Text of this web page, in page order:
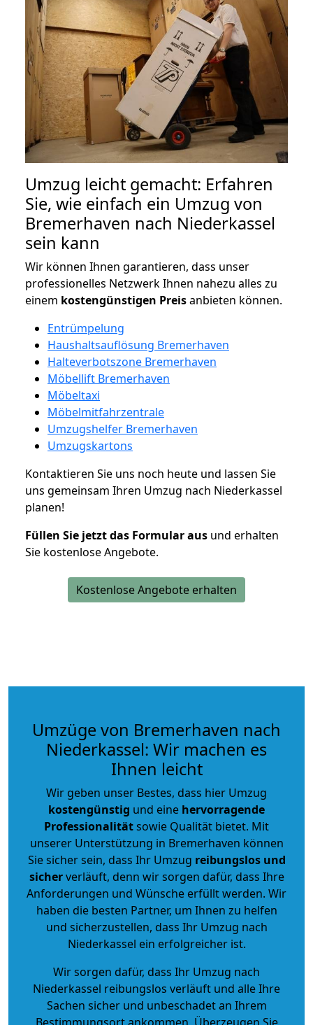
Umzug leicht gemacht: Erfahren
Sie, wie einfach ein Umzug von
Bremerhaven nach Niederkassel
sein kann
Wir können Ihnen garantieren, dass unser
professionelles Netzwerk Ihnen nahezu alles zu
einem kostengünstigen Preisanbieten können.
Entrümpelung
Haushaltsauflösung Bremerhaven
Halteverbotszone Bremerhaven
Möbellift Bremerhaven
Möbeltaxi
Möbelmitfahrzentrale
Umzugshelfer Bremerhaven
Umzugskartons
Kontaktieren Sie uns noch heute und lassen Sie
uns gemeinsam Ihren Umzug nach Niederkassel
planen!
Füllen Sie jetzt das Formular aus und erhalten
Sie kostenlose Angebote.
Kostenlose Angebote erhalten
Umzüge von Bremerhaven nach
Niederkassel: Wir machen es
Ihnen leicht
Wir geben unser Bestes, dass hier Umzug
kostengünstig und eine hervorragende
Professionalitätsowie Qualität bietet. Mit
unserer Unterstützung in Bremerhaven können
Sie sicher sein, dass Ihr Umzug reibungslos und
sicherverläuft, denn wir sorgen dafür, dass Ihre
Anforderungen und Wünsche erfüllt werden. Wir
haben die besten Partner, um Ihnen zu helfen
und sicherzustellen, dass Ihr Umzug nach
Niederkassel ein erfolgreicher ist.
Wir sorgen dafür, dass Ihr Umzug nach
Niederkassel reibungslos verläuft und alle Ihre
Sachen sicher und unbeschadet an Ihrem
Bestimmungsort ankommen. Überzeugen Sie